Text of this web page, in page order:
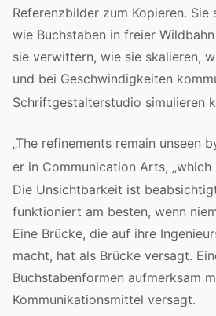
Referenzbilder zum Kopieren. Sie
wie Buchstaben in freier
sie verwittern, wie sie skalieren,
und bei Geschwindigkeiten
Schriftgestalterstudio simulieren
„The refinements remain unseen
er in Communication Arts, „which
Die Unsichtbarkeit ist
funktioniert am besten, wenn
Eine Brücke, die auf ihre
macht, hat als Brücke versagt.
Buchstabenformen aufmerksam
Kommunikationsmittel versagt.